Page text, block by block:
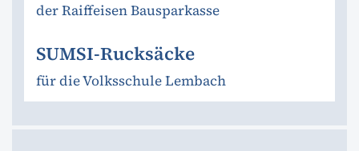
der Raiffeisen Bausparkasse
SUMSI-Rucksäcke
für die Volksschule Lembach